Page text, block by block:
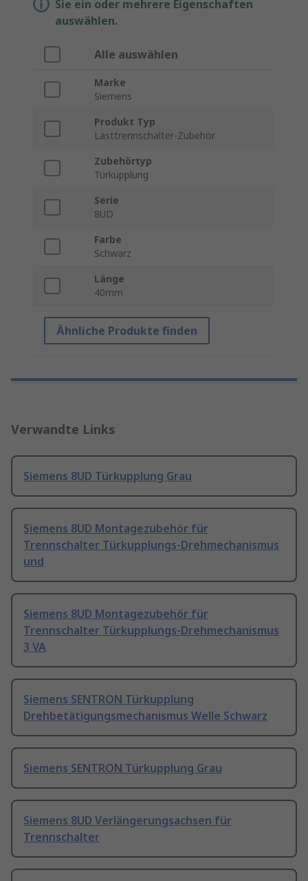
Sie ein oder mehrere Eigenschaften
auswählen.
Alle auswählen
Marke
Siemens
Produkt Typ
Lasttrennschalter-Zubehör
Zubehörtyp
Türkupplung
Serie
8UD
Farbe
Schwarz
Länge
40mm
Ähnliche Produkte finden
Verwandte Links
Siemens 8UD Türkupplung Grau
Siemens 8UD Montagezubehör für
Trennschalter Türkupplungs-Drehmechanismus
und
Siemens 8UD Montagezubehör für
Trennschalter Türkupplungs-Drehmechanismus
3 VA
Siemens SENTRON Türkupplung
Drehbetätigungsmechanismus Welle Schwarz
Siemens SENTRON Türkupplung Grau
Siemens 8UD Verlängerungsachsen für
Trennschalter